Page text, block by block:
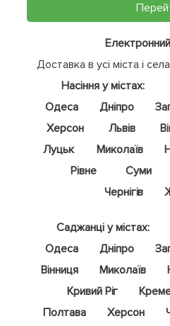
Доставка в усі міста і
Насіння у містах:
Одеса
Дніпро
Херсон
Львів
Луцьк
Миколаїв
Рівне
Суми
Чернігів
Саджанці у містах:
Одеса
Дніпро
Вінниця
Миколаїв
Кривий Ріг
Полтава
Херсон